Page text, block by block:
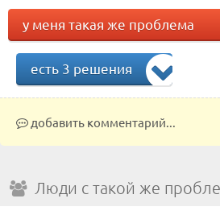
у меня такая же проблема
есть 3 решения
добавить комментарий...
Люди с такой же